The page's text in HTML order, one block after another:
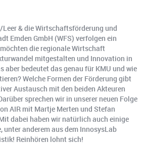
Leer & die Wirtschaftsförderung und
Emden GmbH (WFS) verfolgen ein
die regionale Wirtschaft
mitgestalten und Innovation in
aber bedeutet das genau für KMU und wie
Welche Formen der Förderung gibt
Austausch mit den beiden Akteuren
sprechen wir in unserer neuen Folge
AIR mit Martje Merten und Stefan
dabei haben wir natürlich auch einige
unter anderem aus dem InnosysLab
Reinhören lohnt sich!